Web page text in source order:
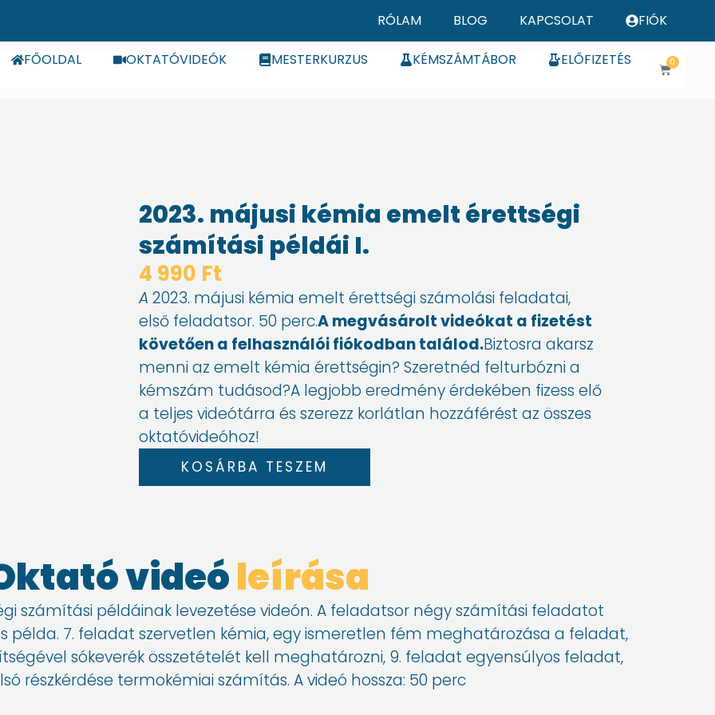
RÓLAM BLOG KAPCSOLAT FIÓK
FŐOLDAL OKTATÓVIDEÓK MESTERKURZUS KÉMSZÁMTÁBOR ELŐFIZETÉS 0
Kosár
2023. májusi kémia emelt érettségi
számítási példái I.
4 990 Ft
A 2023. májusi kémia emelt érettségi számolási feladatai,
első feladatsor. 50 perc.A megvásárolt videókat a fizetést
követően a felhasználói fiókodban találod.Biztosra akarsz
menni az emelt kémia érettségin? Szeretnéd felturbózni a
kémszám tudásod?A legjobb eredmény érdekében fizess elő
a teljes videótárra és szerezz korlátlan hozzáférést az összes
oktatóvideóhoz!
számítási
példái
I.
mennyiség
KOSÁRBA TESZEM
videóleírása
számítási példáinak levezetése videón. A feladatsor négy számítási feladatot
példa. 7. feladat szervetlen kémia, egy ismeretlen fém meghatározása a feladat,
sókeverék összetételét kell meghatározni, 9. feladat egyensúlyos feladat,
részkérdése termokémiai számítás. A videó hossza: 50 perc